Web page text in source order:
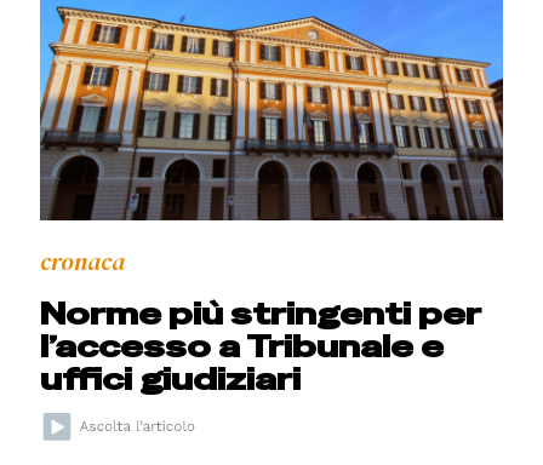
cronaca
Norme più stringenti per
l’accesso a Tribunale e
uffici giudiziari